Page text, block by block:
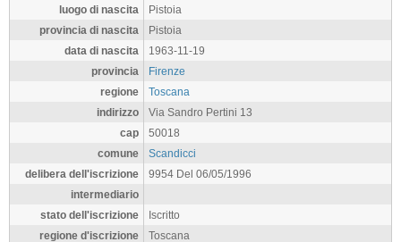
luogo di nascita
Pistoia
provincia di nascita
Pistoia
data di nascita
1963-11-19
provincia
Firenze
regione
Toscana
indirizzo
Via Sandro Pertini 13
cap
50018
comune
Scandicci
delibera dell'iscrizione
9954 Del 06/05/1996
intermediario
stato dell'iscrizione
Iscritto
regione d'iscrizione
Toscana